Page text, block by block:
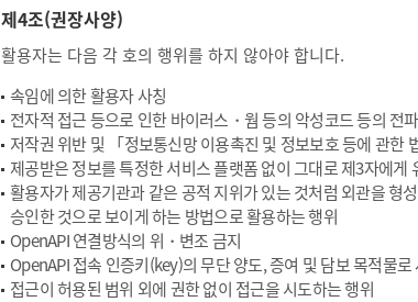
제4조(권장사양)
활용자는 다음 각 호의 행위를 하지 않아야 합니다.
속임에 의한 활용자 사칭
전자적 접근 등으로 인한 바이러스・웜 등의 악성코드 등의 전파
저작권 위반 및 「정보통신망 이용촉진 및 정보보호 등에 관한
제공받은 정보를 특정한 서비스 플랫폼 없이 그대로 제3자에게
활용자가 제공기관과 같은 공적 지위가 있는 것처럼 외관을 형
승인한 것으로 보이게 하는 방법으로 활용하는 행위
OpenAPI 연결방식의 위・변조 금지
OpenAPI 접속 인증키(key)의 무단 양도, 증여 및 담보 목적물로
접근이 허용된 범위 외에 권한 없이 접근을 시도하는 행위